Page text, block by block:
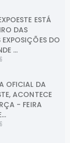
ESTÁ
DAS
EXPOSIÇÕES DO
...
OFICIAL DA
ACONTECE
- FEIRA